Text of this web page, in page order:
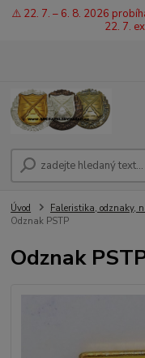
⚠️ 22. 7. – 6. 8. 2026
22. 7.
Úvod Faleristika, odznaky,
Odznak PSTP
Odznak